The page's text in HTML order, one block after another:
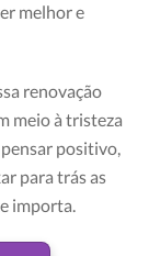
melhor e
renovação
meio à tristeza
positivo,
para trás as
importa.